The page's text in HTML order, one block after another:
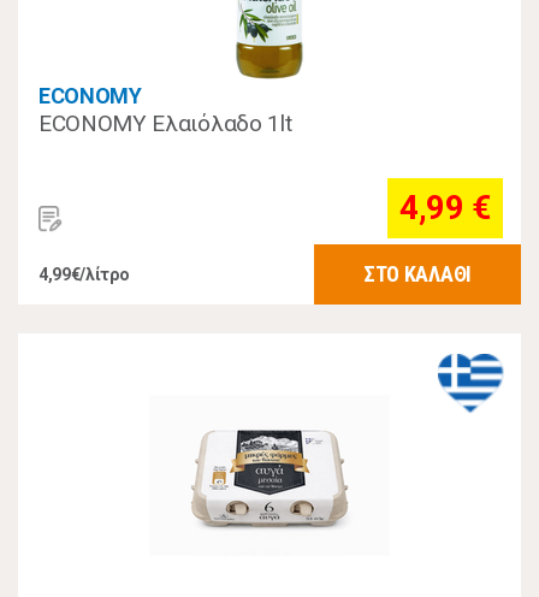
ECONOMY
ECONOMY Ελαιόλαδο 1lt
4,99 €
4,99€/λίτρο ΣΤΟ ΚΑΛΑΘΙ